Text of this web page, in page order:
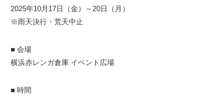
2025年10月17日（金）～20日（月）
※雨天決行・荒天中止
■ 会場
横浜赤レンガ倉庫 イベント広場
■ 時間